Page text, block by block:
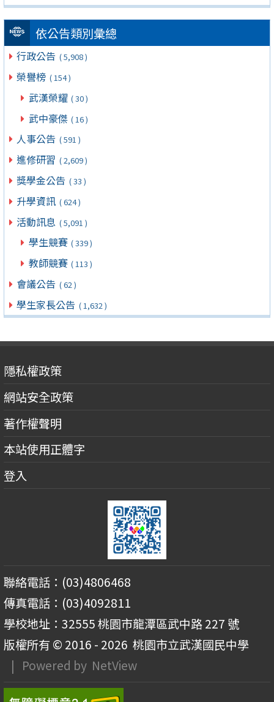
依公告類別彙總
行政公告 ( 5,908 )
榮譽榜 ( 154 )
武漢榮耀 ( 30 )
武中豪傑 ( 16 )
人事公告 ( 591 )
進修研習 ( 2,609 )
獎學金公告 ( 33 )
升學資訊 ( 624 )
活動訊息 ( 5,091 )
學生競賽 ( 339 )
教師競賽 ( 113 )
會議公告 ( 62 )
學生家長公告 ( 1,632 )
隱私權政策
網站安全政策
著作權聲明
本站使用正體字
登入
聯絡電話：(03)4806468
傳真電話：(03)4092811
學校地址：32555 桃園市龍潭區武中路 227 號
版權所有 © 2016 - 2026 桃園市立武漢國民中學
| Powered by NetView